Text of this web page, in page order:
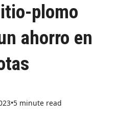
plomo
ahorro en
•5 minute read